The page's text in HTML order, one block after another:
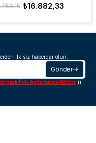
₺16.882,33
ilk siz haberdar olun.
Gönder
İleti Aydınlatma Metni 'ni